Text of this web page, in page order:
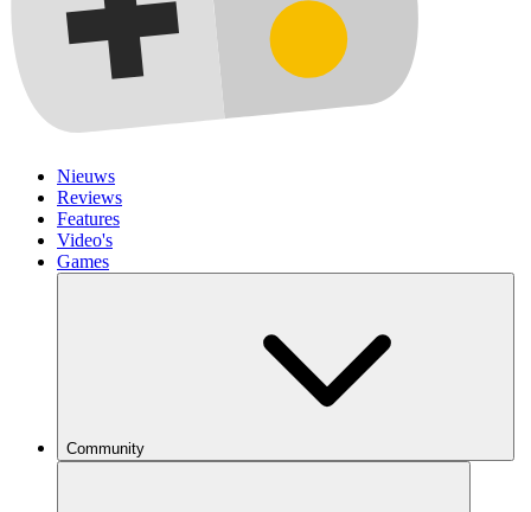
Nieuws
Reviews
Features
Video's
Games
Community